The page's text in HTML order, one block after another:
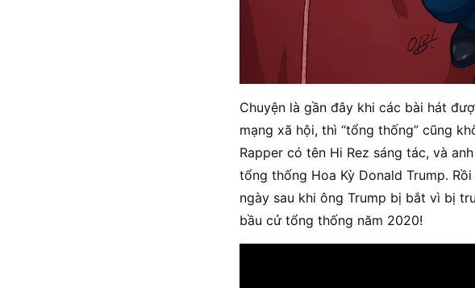
Chuyện là gần đây khi các bài hát
mạng xã hội, thì “tổng thống” cũng
Rapper có tên Hi Rez sáng tác, và
tổng thống Hoa Kỳ Donald Trump.
ngày sau khi ông Trump bị bắt vì bị
bầu cử tổng thống năm 2020!